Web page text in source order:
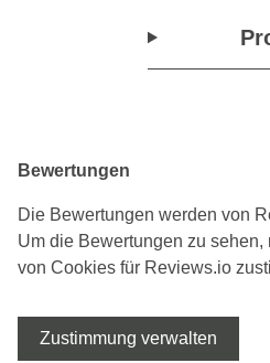
Bewertungen
Die Bewertungen werden von
Um die Bewertungen zu sehen,
von Cookies für Reviews.io
Zustimmung verwalten